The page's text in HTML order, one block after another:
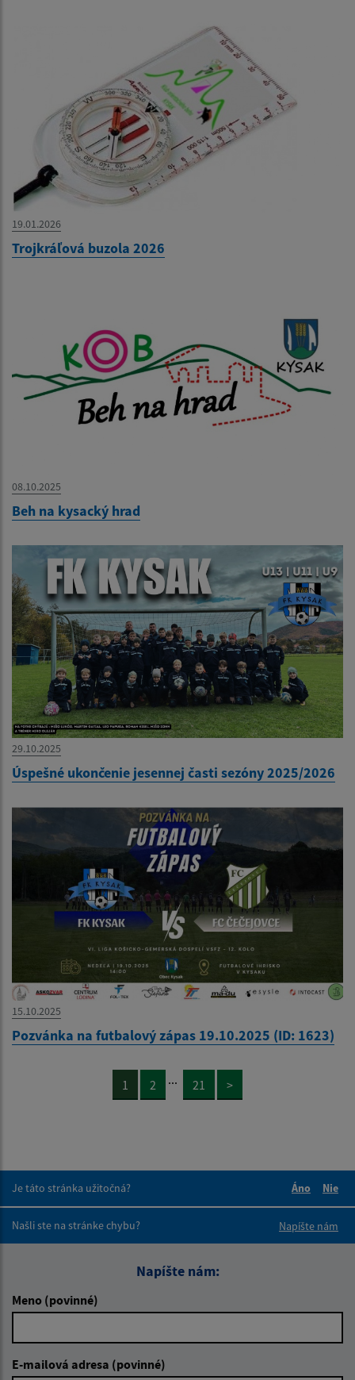
19.01.2026
Trojkráľová buzola 2026
08.10.2025
Beh na kysacký hrad
29.10.2025
Úspešné ukončenie jesennej časti sezóny 2025/2026
15.10.2025
Pozvánka na futbalový zápas 19.10.2025 (ID: 1623)
1 2 ... 21 >
Je táto stránka užitočná?
Áno
Nie
Našli ste na stránke chybu?
Napíšte nám
Napíšte nám:
Meno (povinné)
E-mailová adresa (povinné)